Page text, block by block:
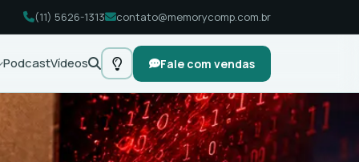
(11) 5626-1313 contato@memorycomp.com.br
PodcastVídeos Fale com vendas